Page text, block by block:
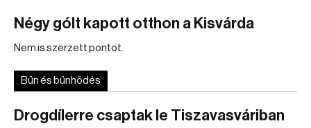
Négy gólt kapott otthon a Kisvárda
Nem is szerzett pontot.
Bűn és bűnhődés
Drogdílerre csaptak le Tiszavasváriban